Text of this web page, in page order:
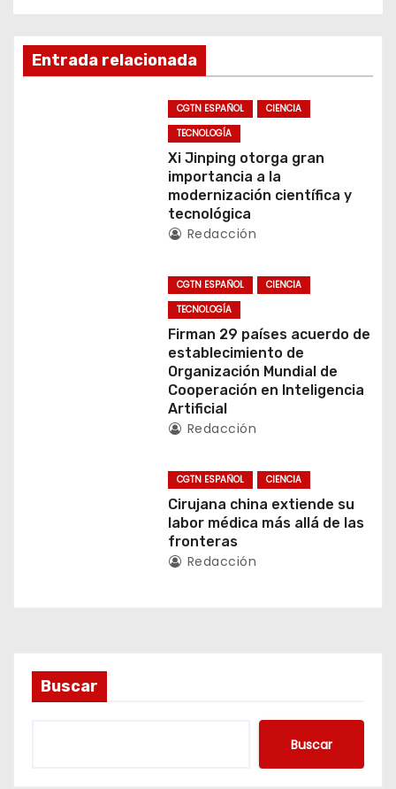
eEntrada relacionada
CGTN ESPAÑOL
CIENCIA
TECNOLOGÍA
Xi Jinping otorga gran
importancia a la
modernización científica y
tecnológica
Redacción
CGTN ESPAÑOL
CIENCIA
TECNOLOGÍA
Firman 29 países acuerdo de
establecimiento de
Organización Mundial de
Cooperación en Inteligencia
Artificial
Redacción
CGTN ESPAÑOL CIENCIA
Cirujana china extiende su
labor médica más allá de las
fronteras
Redacción
Buscar
Buscar